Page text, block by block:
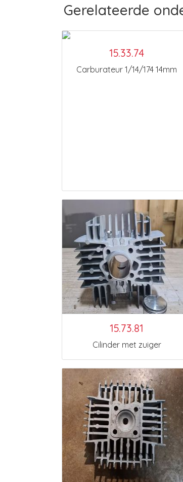
Gerelateerde
15.33.74
Carburateur 1/14/174 14mm
15.73.81
Cilinder met zuiger